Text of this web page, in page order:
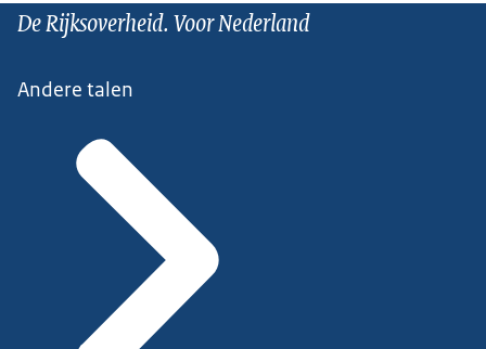
De Rijksoverheid. Voor Nederland
Andere talen